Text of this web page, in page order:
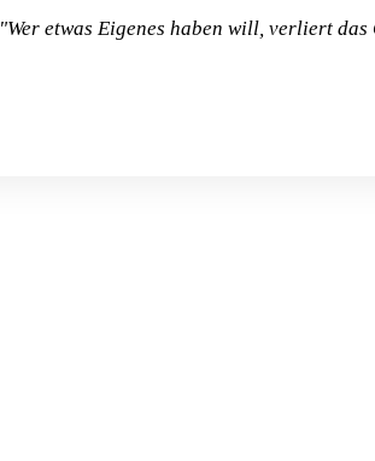
"Wer etwas Eigenes haben will, verliert das